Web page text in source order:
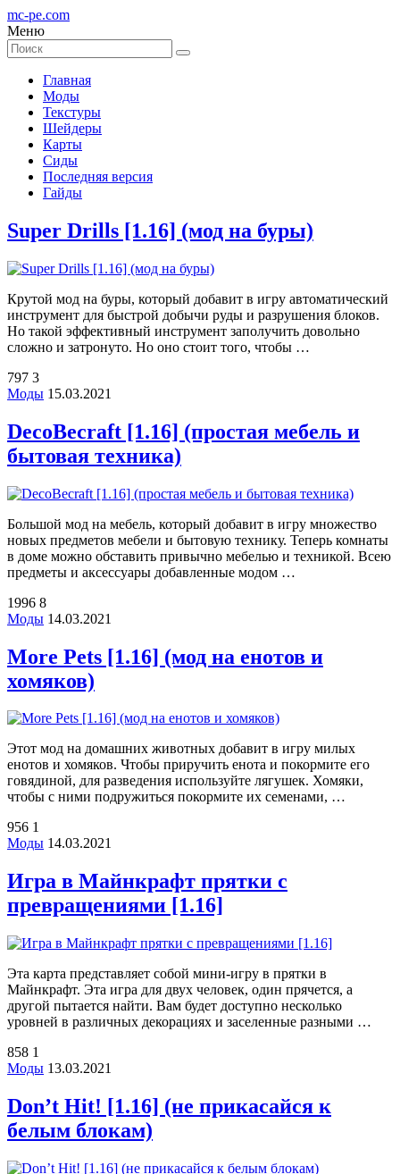
mc-pe.com
Меню
Главная
Моды
Текстуры
Шейдеры
Карты
Сиды
Последняя версия
Гайды
Super Drills [1.16] (мод на буры)
Крутой мод на буры, который добавит в игру автоматический
инструмент для быстрой добычи руды и разрушения блоков.
Но такой эффективный инструмент заполучить довольно
сложно и затронуто. Но оно стоит того, чтобы …
797 3
Моды 15.03.2021
DecoBecraft [1.16] (простая мебель и
бытовая техника)
Большой мод на мебель, который добавит в игру множество
новых предметов мебели и бытовую технику. Теперь комнаты
в доме можно обставить привычно мебелью и техникой. Всею
предметы и аксессуары добавленные модом …
1996 8
Моды 14.03.2021
More Pets [1.16] (мод на енотов и
хомяков)
Этот мод на домашних животных добавит в игру милых
енотов и хомяков. Чтобы приручить енота и покормите его
говядиной, для разведения используйте лягушек. Хомяки,
чтобы с ними подружиться покормите их семенами, …
956 1
Моды 14.03.2021
Игра в Майнкрафт прятки с
превращениями [1.16]
Эта карта представляет собой мини-игру в прятки в
Майнкрафт. Эта игра для двух человек, один прячется, а
другой пытается найти. Вам будет доступно несколько
уровней в различных декорациях и заселенные разными …
858 1
Моды 13.03.2021
Don’t Hit! [1.16] (не прикасайся к
белым блокам)